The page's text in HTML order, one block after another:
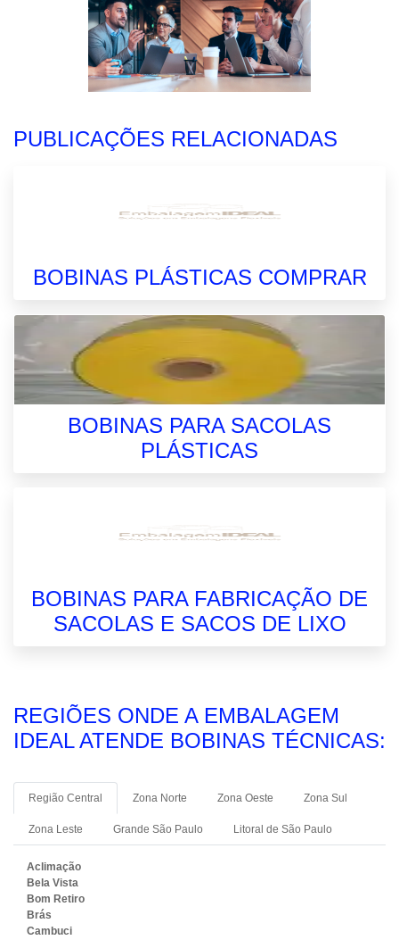
PUBLICAÇÕES RELACIONADAS
BOBINAS PLÁSTICAS COMPRAR
BOBINAS PARA SACOLAS
PLÁSTICAS
BOBINAS PARA FABRICAÇÃO DE
SACOLAS E SACOS DE LIXO
REGIÕES ONDE A EMBALAGEM
IDEAL ATENDE BOBINAS TÉCNICAS:
Região Central Zona Norte Zona Oeste Zona Sul
Zona Leste Grande São Paulo Litoral de São Paulo
Aclimação
Bela Vista
Bom Retiro
Brás
Cambuci